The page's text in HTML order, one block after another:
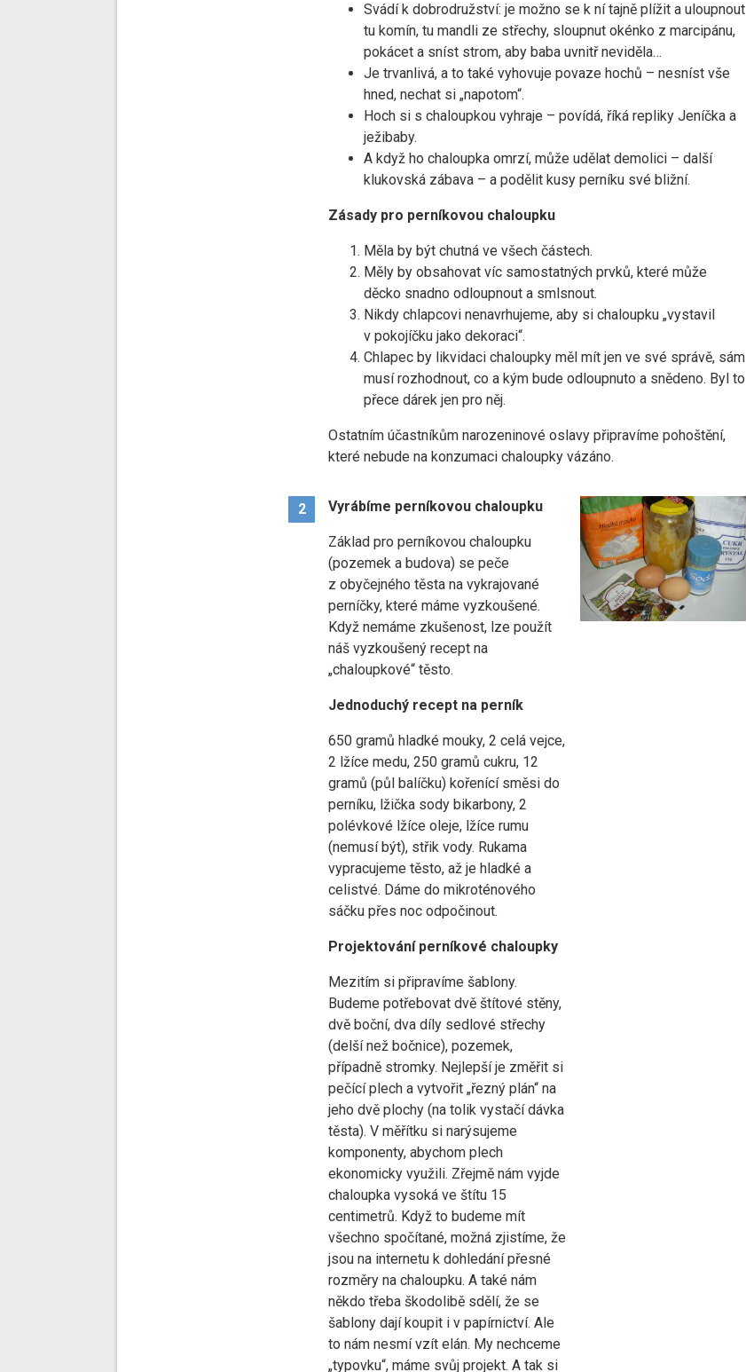
Svádí k dobrodružství: je možno se k ní tajně plížit a uloupnout
tu komín, tu mandli ze střechy, sloupnut okénko z marcipánu,
pokácet a sníst strom, aby baba uvnitř neviděla…
Je trvanlivá, a to také vyhovuje povaze hochů – nesníst vše
hned, nechat si „napotom“.
Hoch si s chaloupkou vyhraje – povídá, říká repliky Jeníčka a
ježibaby.
A když ho chaloupka omrzí, může udělat demolici – další
klukovská zábava – a podělit kusy perníku své bližní.
Zásady pro perníkovou chaloupku
Měla by být chutná ve všech částech.
Měly by obsahovat víc samostatných prvků, které může
děcko snadno odloupnout a smlsnout.
Nikdy chlapcovi nenavrhujeme, aby si chaloupku „vystavil
v pokojíčku jako dekoraci“.
Chlapec by likvidaci chaloupky měl mít jen ve své správě, sám
musí rozhodnout, co a kým bude odloupnuto a snědeno. Byl to
přece dárek jen pro něj.
Ostatním účastníkům narozeninové oslavy připravíme pohoštění,
které nebude na konzumaci chaloupky vázáno.
2 Vyrábíme perníkovou chaloupku
Základ pro perníkovou chaloupku
(pozemek a budova) se peče
z obyčejného těsta na vykrajované
perníčky, které máme vyzkoušené.
Když nemáme zkušenost, lze použít
náš vyzkoušený recept na
„chaloupkové“ těsto.
Jednoduchý recept na perník
650 gramů hladké mouky, 2 celá vejce,
2 lžíce medu, 250 gramů cukru, 12
gramů (půl balíčku) kořenící směsi do
perníku, lžička sody bikarbony, 2
polévkové lžíce oleje, lžíce rumu
(nemusí být), střik vody. Rukama
vypracujeme těsto, až je hladké a
celistvé. Dáme do mikroténového
sáčku přes noc odpočinout.
Projektování perníkové chaloupky
Mezitím si připravíme šablony.
Budeme potřebovat dvě štítové stěny,
dvě boční, dva díly sedlové střechy
(delší než bočnice), pozemek,
případně stromky. Nejlepší je změřit si
pečící plech a vytvořit „řezný plán“ na
jeho dvě plochy (na tolik vystačí dávka
těsta). V měřítku si narýsujeme
komponenty, abychom plech
ekonomicky využili. Zřejmě nám vyjde
chaloupka vysoká ve štítu 15
centimetrů. Když to budeme mít
všechno spočítané, možná zjistíme, že
jsou na internetu k dohledání přesné
rozměry na chaloupku. A také nám
někdo třeba škodolibě sdělí, že se
šablony dají koupit i v papírnictví. Ale
to nám nesmí vzít elán. My nechceme
„typovku“, máme svůj projekt. A tak si